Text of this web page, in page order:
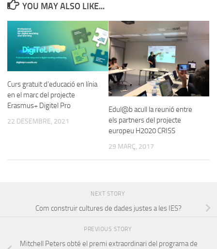
YOU MAY ALSO LIKE...
Curs gratuït d’educació en línia
en el marc del projecte
Erasmus+ Digitel Pro
22 DESEMBRE, 2021
Edul@b acull la reunió entre
els partners del projecte
europeu H2020 CRISS
29 MARÇ, 2017
NEXT STORY
Com construir cultures de dades justes a les IES?
PREVIOUS STORY
Mitchell Peters obté el premi extraordinari del programa de